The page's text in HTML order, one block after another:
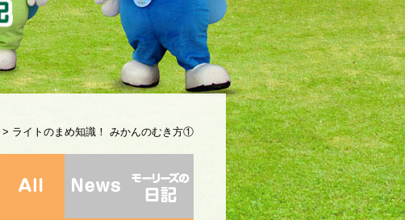
> ライトのまめ知識！ みかんのむき方①